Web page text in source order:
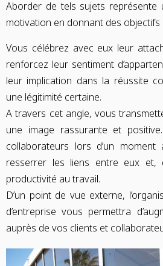
Aborder de tels sujets représente
motivation en donnant des objectifs
Vous célébrez avec eux leur
renforcez leur sentiment
leur implication dans la réussite
une légitimité certaine.
A travers cet angle, vous
une image rassurante et
collaborateurs lors d’un
resserrer les liens entre eux et,
productivité au travail.
D’un point de vue externe,
d’entreprise vous permettra
auprès de vos clients et